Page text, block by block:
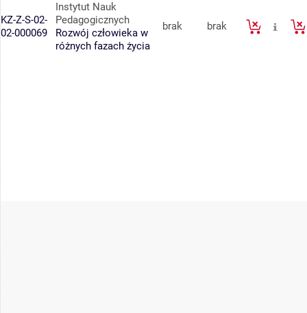
KZ-Z-S-02-
02-000069
Instytut Nauk
Pedagogicznych
Rozwój człowieka w
różnych fazach życia
brak brak